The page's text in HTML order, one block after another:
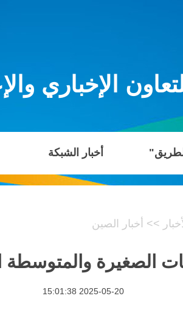
الإخباري
أخبار الشبكة
>> أخبار الصين
الصغيرة والمتوسطة
2025-05-20 15:01:38